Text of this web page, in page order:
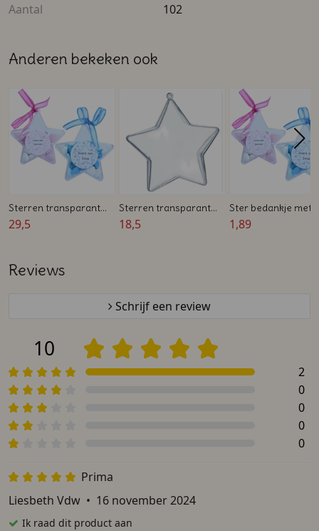
Aantal
102
Anderen bekeken ook
Sterren transparant
met deksel - 50 stuks
29,5
Sterren transparant
om op te hangen
18,5
Ster bedankje met
leuke sticker en
1,89
Reviews
Schrijf een review
10
2
0
0
0
0
Prima
Liesbeth Vdw • 16 november 2024
Ik raad dit product aan